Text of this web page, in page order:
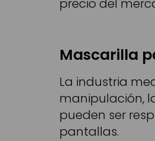
precio del
Mascarilla
La industria
manipulación,
pueden ser
pantallas.